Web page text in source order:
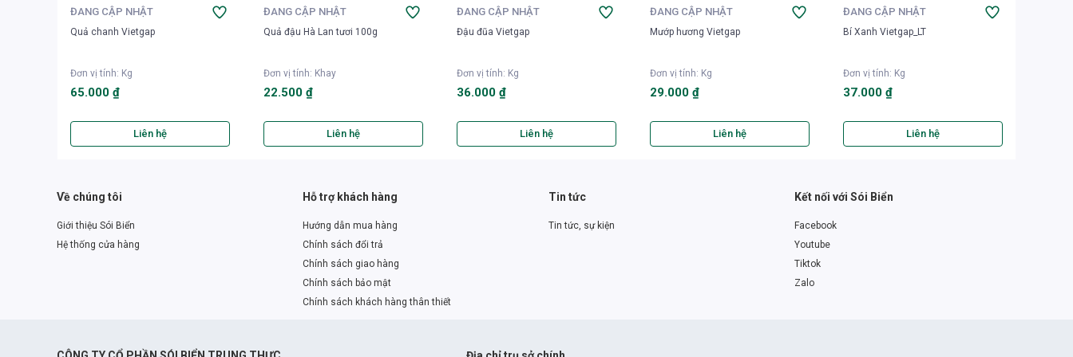
ĐANG CẬP NHẬT
Quả chanh Vietgap
Đơn vị tính: Kg
65.000 ₫
Liên hệ
ĐANG CẬP NHẬT
Quả đậu Hà Lan tươi 100g
Đơn vị tính: Khay
22.500 ₫
Liên hệ
ĐANG CẬP NHẬT
Đậu đũa Vietgap
Đơn vị tính: Kg
36.000 ₫
Liên hệ
ĐANG CẬP NHẬT
Mướp hương Vietgap
Đơn vị tính: Kg
29.000 ₫
Liên hệ
ĐANG CẬP NHẬT
Bí Xanh Vietgap_LT
Đơn vị tính: Kg
37.000 ₫
Liên hệ
Về chúng tôi
Giới thiệu Sói Biển
Hệ thống cửa hàng
Hỗ trợ khách hàng
Hướng dẫn mua hàng
Chính sách đổi trả
Chính sách giao hàng
Chính sách bảo mật
Chính sách khách hàng thân thiết
Tin tức
Tin tức, sự kiện
Kết nối với Sói Biển
Facebook
Youtube
Tiktok
Zalo